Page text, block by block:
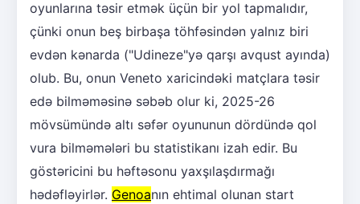
oyunlarına təsir etmək üçün bir yol tapmalıdır,
çünki onun beş birbaşa töhfəsindən yalnız biri
evdən kənarda ("Udineze"yə qarşı avqust ayında)
olub. Bu, onun Veneto xaricindəki matçlara təsir
edə bilməməsinə səbəb olur ki, 2025-26
mövsümündə altı səfər oyununun dördündə qol
vura bilməmələri bu statistikanı izah edir. Bu
göstəricini bu həftəsonu yaxşılaşdırmağı
hədəfləyirlər. Genoanın ehtimal olunan start